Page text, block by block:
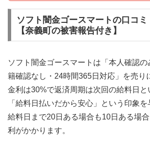
ソフト闇金ゴースマートの口コ
【奈義町の被害報告付き】
ソフト闇金ゴースマートは「本人確認
籍確認なし・24時間365日対応」を売り
金利は30%で返済周期は次回の給料日と
「給料日払いだから安心」という印象を
給料日まで20日ある場合も10日ある場
利がかかります。